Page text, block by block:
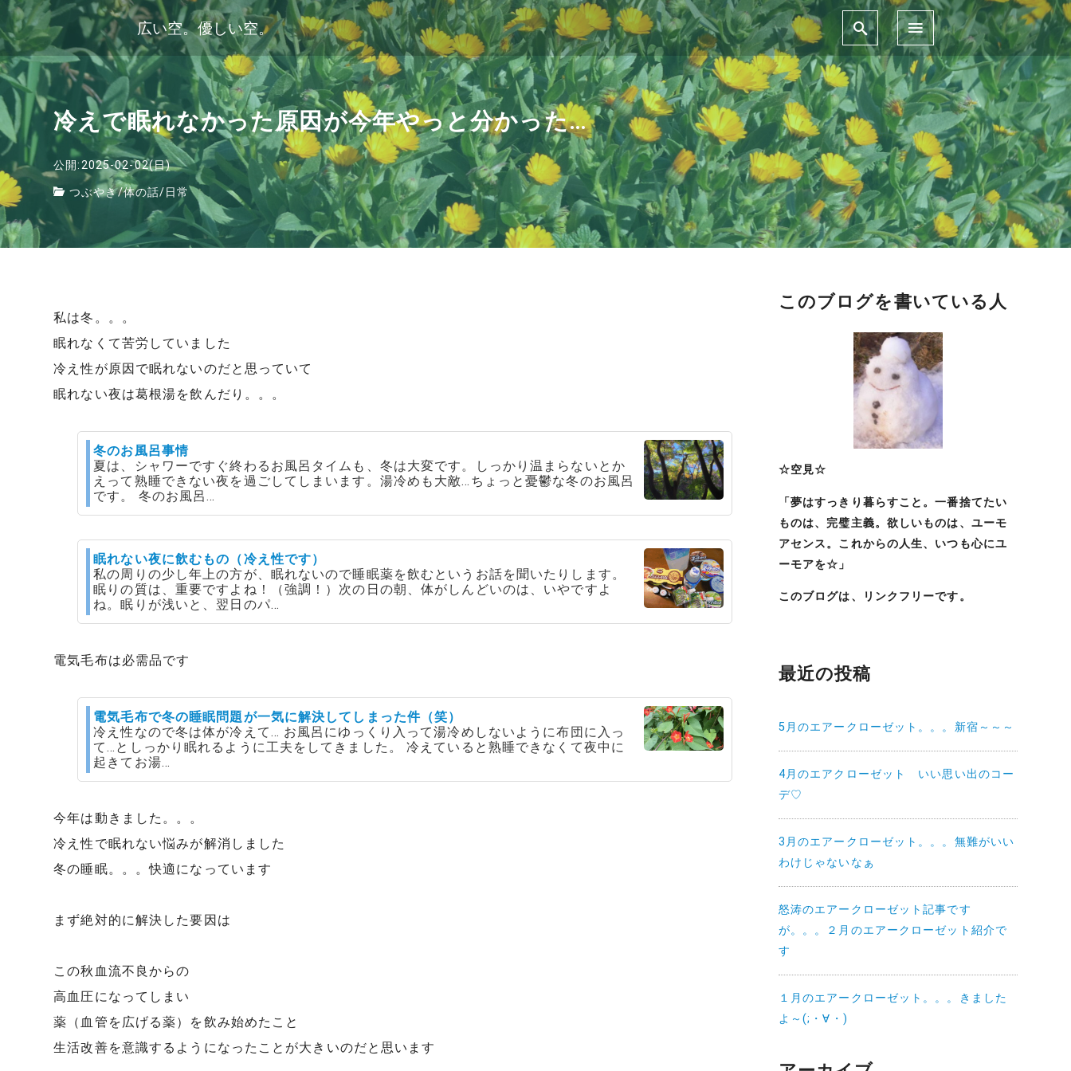
広い空。優しい空。
冷えで眠れなかった原因が今年やっと分かった…
公開:2025-02-02(日)
つぶやき/体の話/日常
私は冬。。。
眠れなくて苦労していました
冷え性が原因で眠れないのだと思っていて
眠れない夜は葛根湯を飲んだり。。。
冬のお風呂事情
夏は、シャワーですぐ終わるお風呂タイムも、冬は大変です。しっかり温まらないとか
えって熟睡できない夜を過ごしてしまいます。湯冷めも大敵…ちょっと憂鬱な冬のお風呂
です。 冬のお風呂…
眠れない夜に飲むもの（冷え性です）
私の周りの少し年上の方が、眠れないので睡眠薬を飲むというお話を聞いたりします。
眠りの質は、重要ですよね！（強調！）次の日の朝、体がしんどいのは、いやですよ
ね。眠りが浅いと、翌日のパ…
電気毛布は必需品です
電気毛布で冬の睡眠問題が一気に解決してしまった件（笑）
冷え性なので冬は体が冷えて… お風呂にゆっくり入って湯冷めしないように布団に入っ
て…としっかり眠れるように工夫をしてきました。 冷えていると熟睡できなくて夜中に
起きてお湯…
今年は動きました。。。
冷え性で眠れない悩みが解消しました
冬の睡眠。。。快適になっています
まず絶対的に解決した要因は
この秋血流不良からの
高血圧になってしまい
薬（血管を広げる薬）を飲み始めたこと
生活改善を意識するようになったことが大きいのだと思います
このブログを書いている人
☆空見☆
「夢はすっきり暮らすこと。一番捨てたい
ものは、完璧主義。欲しいものは、ユーモ
アセンス。これからの人生、いつも心にユ
ーモアを☆」
このブログは、リンクフリーです。
最近の投稿
5月のエアークローゼット。。。新宿～～～
4月のエアクローゼット いい思い出のコー
デ♡
3月のエアークローゼット。。。無難がいい
わけじゃないなぁ
怒涛のエアークローゼット記事です
が。。。２月のエアークローゼット紹介で
す
１月のエアークローゼット。。。きました
よ～(;・∀・)